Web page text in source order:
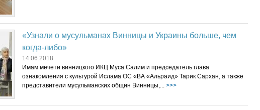
«Узнали о мусульманах Винницы и Украины больше, чем
когда-либо»
14.06.2018
Имам мечети винницкого ИКЦ Муса Салим и председатель глава
ознакомления с культурой Ислама ОС «ВА «Альраид» Тарик Сархан, а также
представители мусульманских общин Винницы,... >>>